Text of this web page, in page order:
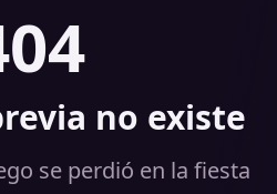
no existe
se perdió en la fiesta